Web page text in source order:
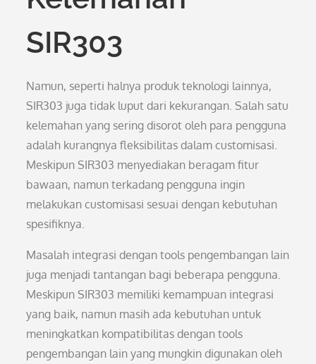
SIR303
Namun, seperti halnya produk teknologi lainnya,
SIR303 juga tidak luput dari kekurangan. Salah satu
kelemahan yang sering disorot oleh para pengguna
adalah kurangnya fleksibilitas dalam customisasi.
Meskipun SIR303 menyediakan beragam fitur
bawaan, namun terkadang pengguna ingin
melakukan customisasi sesuai dengan kebutuhan
spesifiknya.
Masalah integrasi dengan tools pengembangan lain
juga menjadi tantangan bagi beberapa pengguna.
Meskipun SIR303 memiliki kemampuan integrasi
yang baik, namun masih ada kebutuhan untuk
meningkatkan kompatibilitas dengan tools
pengembangan lain yang mungkin digunakan oleh